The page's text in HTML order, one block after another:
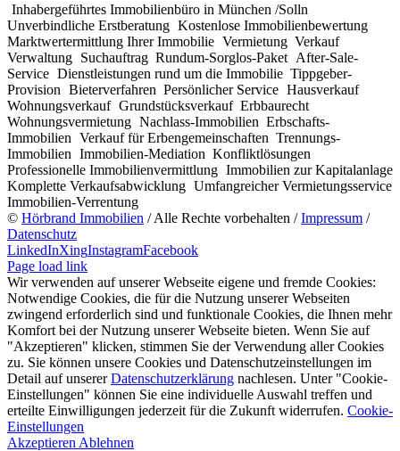
Inhabergeführtes Immobilienbüro in München /Solln
Unverbindliche Erstberatung Kostenlose Immobilienbewertung
Marktwertermittlung Ihrer Immobilie Vermietung Verkauf
Verwaltung Suchauftrag Rundum-Sorglos-Paket After-Sale-
Service Dienstleistungen rund um die Immobilie Tippgeber-
Provision Bieterverfahren Persönlicher Service Hausverkauf
Wohnungsverkauf Grundstücksverkauf Erbbaurecht
Wohnungsvermietung Nachlass-Immobilien Erbschafts-
Immobilien Verkauf für Erbengemeinschaften Trennungs-
Immobilien Immobilien-Mediation Konfliktlösungen
Professionelle Immobilienvermittlung Immobilien zur Kapitalanlage
Komplette Verkaufsabwicklung Umfangreicher Vermietungsservice
Immobilien-Verrentung
© Hörbrand Immobilien / Alle Rechte vorbehalten /Impressum /
Datenschutz
LinkedInXingInstagramFacebook
Page load link
Wir verwenden auf unserer Webseite eigene und fremde Cookies:
Notwendige Cookies, die für die Nutzung unserer Webseiten
zwingend erforderlich sind und funktionale Cookies, die Ihnen mehr
Komfort bei der Nutzung unserer Webseite bieten. Wenn Sie auf
"Akzeptieren" klicken, stimmen Sie der Verwendung aller Cookies
zu. Sie können unsere Cookies und Datenschutzeinstellungen im
Detail auf unsererDatenschutzerklärung nachlesen. Unter "Cookie-
Einstellungen" können Sie eine individuelle Auswahl treffen und
erteilte Einwilligungen jederzeit für die Zukunft widerrufen. Cookie-
Einstellungen
Akzeptieren Ablehnen